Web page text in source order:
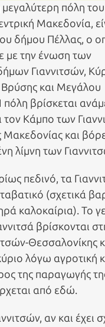
μεγαλύτερη πόλη
Μακεδονία,
δήμου Πέλλας, ο
με την ένωση των
Γιαννιτσών,
και Μεγάλου
βρίσκεται
τον Κάμπο των
Μακεδονίας και
λίμνη των
πεδινό, τα
(σχετικά
καλοκαίρια). Το
βρίσκονται
Θεσσαλονίκης
λόγω αγροτική
της παραγωγής
από εδώ.
αν και έχει